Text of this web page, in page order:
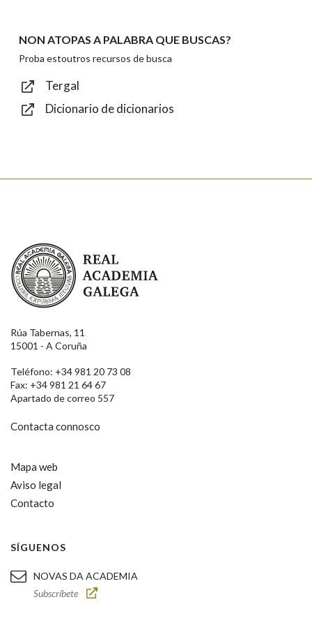
Introduce o código que aparece na imaxe:
Texto de verificación
NON ATOPAS A PALABRA QUE BUSCAS?
Proba estoutros recursos de busca
Tergal
Dicionario de dicionarios
Real Academia Galega
Rúa Tabernas, 11
15001 - A Coruña
Teléfono: +34 981 20 73 08
Fax: +34 981 21 64 67
Apartado de correo 557
Contacta connosco
Mapa web
Aviso legal
Contacto
SÍGUENOS
NOVAS DA ACADEMIA
Subscríbete